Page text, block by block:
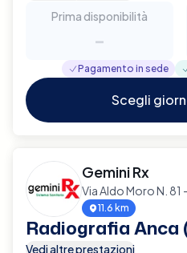
Prima disponibilità
-
Pagamento in sede
Scegli
Gemini Rx
Via Aldo Moro N.
11.6 km
Radiografia Anca
Vedi altre prestazioni